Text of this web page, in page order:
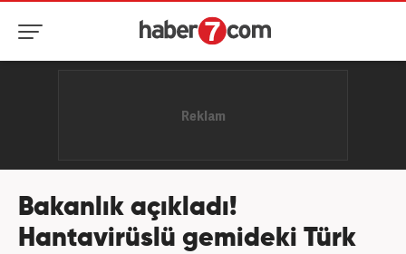
Bakanlık açıkladı!
Hantavirüslü gemideki Türk